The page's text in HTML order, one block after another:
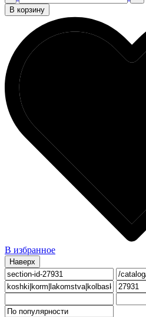
В корзину
В избранное
Наверх